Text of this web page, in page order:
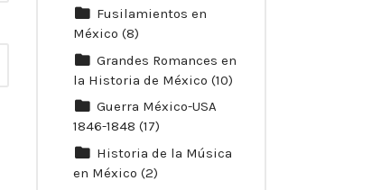
Fusilamientos en
México (8)
Grandes Romances en
la Historia de México (10)
Guerra México-USA
1846-1848 (17)
Historia de la Música
en México (2)